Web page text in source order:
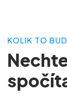
KOLIK TO